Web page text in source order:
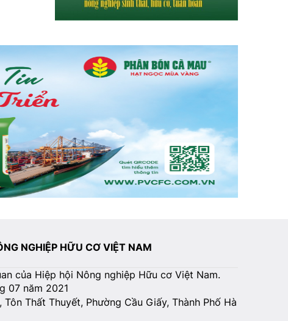
NGHIỆP HỮU CƠ VIỆT NAM
của Hiệp hội Nông nghiệp Hữu cơ Việt Nam.
07 năm 2021
Thất Thuyết, Phường Cầu Giấy, Thành Phố Hà